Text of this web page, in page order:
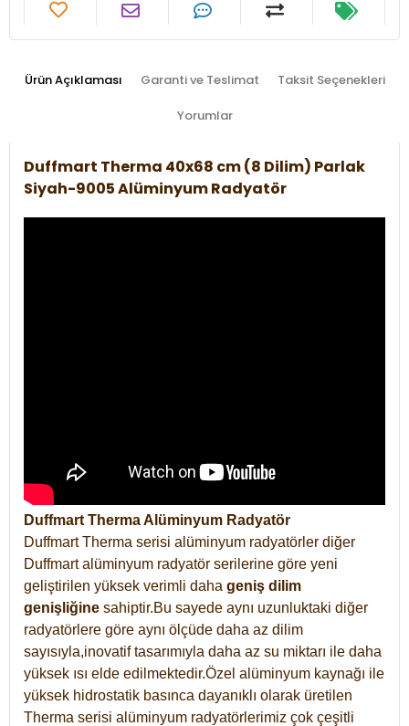
Ürün Açıklaması Garanti ve Teslimat Taksit Seçenekleri
Yorumlar
Duffmart Therma 40x68 cm (8 Dilim) Parlak
Siyah-9005 Alüminyum Radyatör
Duffmart Therma Alüminyum Radyatör
Duffmart Therma serisi alüminyum radyatörler diğer
Duffmart alüminyum radyatör serilerine göre yeni
geliştirilen yüksek verimli daha geniş dilim
genişliğine sahiptir.Bu sayede aynı uzunluktaki diğer
radyatörlere göre aynı ölçüde daha az dilim
sayısıyla,inovatif tasarımıyla daha az su miktarı ile daha
yüksek ısı elde edilmektedir.Özel alüminyum kaynağı ile
yüksek hidrostatik basınca dayanıklı olarak üretilen
Therma serisi alüminyum radyatörlerimiz çok çeşitli